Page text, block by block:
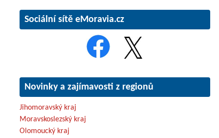
Sociální sítě eMoravia.cz
Novinky a zajímavosti z regionů
Jihomoravský kraj
Moravskoslezský kraj
Olomoucký kraj